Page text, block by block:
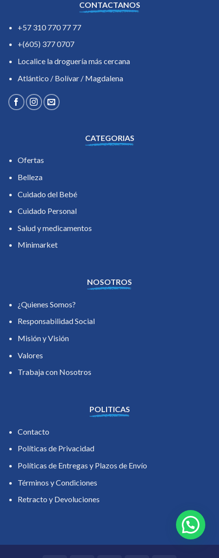
CONTACTANOS
+57 310 770 77 77
+(605) 377 0707
Localice la droguería más cercana
Atlántico / Bolívar / Magdalena
CATEGORIAS
Ofertas
Belleza
Cuidado del Bebé
Cuidado Personal
Salud y medicamentos
Minimarket
NOSOTROS
¿Quienes Somos?
Responsabilidad Social
Misión y Visión
Valores
Trabaja con Nosotros
POLITICAS
Contacto
Políticas de Privacidad
Políticas de Entregas y Plazos de Envío
Términos y Condiciones
Retracto y Devoluciones